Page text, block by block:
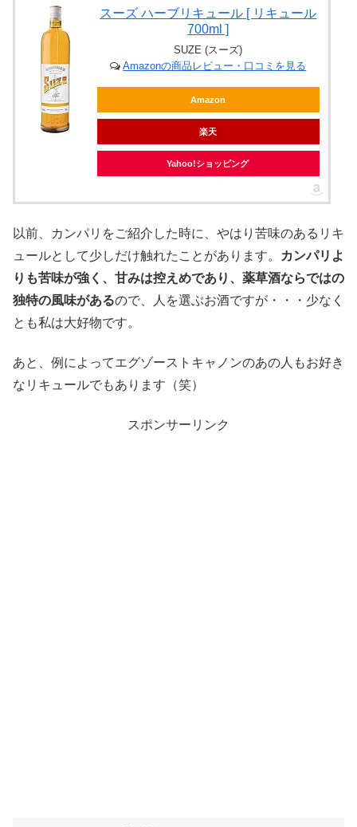
スーズ ハーブリキュール [ リキュール
700ml ]
SUZE (スーズ)
Amazonの商品レビュー・口コミを見る
Amazon
楽天
Yahoo!ショッピング
以前、カンパリをご紹介した時に、やはり苦味のあるリキ
ュールとして少しだけ触れたことがあります。
カンパリよ
りも苦味が強く、甘みは控えめであり、薬草酒ならではの
独特の風味があるので、人を選ぶお酒ですが・・・少なく
とも私は大好物です。
あと、例によってエグゾーストキャノンのあの人もお好き
なリキュールでもあります（笑）
スポンサーリンク